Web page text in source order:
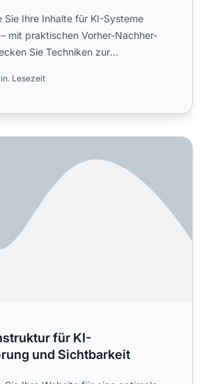
Sie Ihre Inhalte für KI-Systeme
mit praktischen Vorher-Nachher-
Sie Techniken zur
Lesezeit
für KI-Suchindexierung und
für KI-
und Sichtbarkeit